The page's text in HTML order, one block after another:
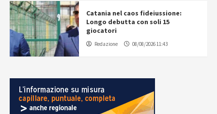
Catania nel caos fideiussione:
Longo debutta con soli 15
giocatori
Redazione 08/08/2026 11:43